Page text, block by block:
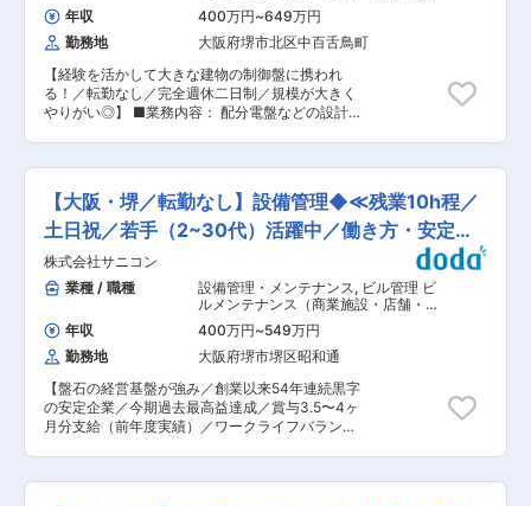
何でもご相談いただけるワンストップサービスを
展開しています。今の時代、性能だけではなく最
高のコストパフォーマンスが要求されます。当社
は、各種盤のカスタマイズメーカー機能とエンジ
ニアリング商社機能を併せ持っており、標準品・
完成品・特注品のメリット・デメリットを活かし
テムを設計することを理念として活動しておりま
す。 ■ビジョン： ・メーカー機能と商社機能を
に関わるプロフェッショナルとして、ワンストッ
プサービスを提供します。 ・対応エリアを全国に
広め、少数精鋭のファブレスメーカーを目指しま
す。
開発チームにおける中核人材として、ご自身の専
門領域を核としながらチーム全体を牽引して頂く
ことを期待しております。 【使用ツール】 回路/
基板設計CAD(Xpedition)、図面CAD(Solid
Edge)、回路シミュレータ（LTspice、PSpice、
PSIMなど）、制御シミュレータ(Matlab
simulink)、JMAG（三次元次回解析）、C言語、
汎用FEM 解析ソフトウェアANSYS、基板反り予
■冷凍・冷蔵コンテナ輸送の市場規模は、さらな
る拡大が期待される市場です。当社は戦略経営計
画で重点施策のひとつとして、従来から強みを持
つ海上輸送用コンテナの商品ラインナップを拡充
し、さらなる事業拡大を行なっていきます。 ■当
社はセット開発、モータ開発、インバータ開発、
機械設計など部門間をまたいだ活発な議論、ある
いは大学研究室やサプライヤーとの協力から最適
解を見出していくスタイルです。専門性を生かし
ながら、様々な領域から技術者として刺激を受け
ることのできる環境と自負しております。 【キャ
リアパス】 ■自分の得意分野を磨き、数年後には
リーダーとして技術開発を行って頂きます。専門
ら実行まで担う人材も目指すことができます。 ■
年度開発においては、部品メーカー、プリント基
ど）
年収 400万円~649万円
勤務地
大阪府堺市北区中百舌鳥町
【経験を活かして大きな建物の制御盤に携われ
る！／転勤なし／完全週休二日制／規模が大きく
やりがい◎】 ■業務内容： 配分電盤などの設計製
し、各現場に出荷され、そして人々の生活に欠か
せない電気ライフラインの一部分として実用され
ていくことが実感できます。 ※納入・施工現場…
須磨シーワールド・日清食品・立命館大学、他全
国に多数の生活に欠かせない施設への納入・施工
■組織構成： 当社は13名（20代5名、30代5名、
50代3名）で構成されております。設計は社員4
名(契約社員含む)とパート1名で行っており、社員
数が少ない分一人一人の責任は重たくなります
が、それだけ達成感も大きくなります。アットホ
ームな雰囲気でありながら一人一人が実力を持ち
幅広い業務に対応できる少数精鋭な会社です。 ■
働き方： ご家庭と両立したいと考えていらっしゃ
る方はご相談ください!おおよそ内勤：外勤＝8：
2で、外勤はお客様との打ち合わせの際に発生し
ます。 ◎完全週休二日制 ◎残業時間は繁忙期：月
【大阪・堺／転勤なし】設備管理◆≪残業10h程／
土日祝／若手（2~30代）活躍中／働き方・安定性
◎≫
株式会社サニコン
業種 / 職種
設備管理・メンテナンス, ビル管理 ビ
ルメンテナンス（商業施設・店舗・オ
フィス）
年収 400万円~549万円
勤務地
大阪府堺市堺区昭和通
【盤石の経営基盤が強み／創業以来54年連続黒字
の安定企業／今期過去最高益達成／賞与3.5〜4ヶ
月分支給（前年度実績）／ワークライフバランス
安定企業】 ■業務内容： ・創業54年来、黒字経
営を続ける同社にて、給排水設備、水処理施設の